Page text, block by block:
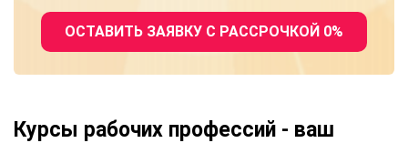
ОСТАВИТЬ ЗАЯВКУ С РАССРОЧКОЙ 0%
Курсы рабочих профессий - ваш